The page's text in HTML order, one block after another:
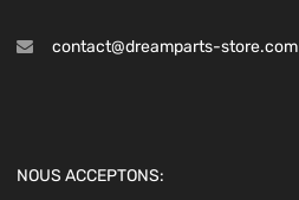
contact@dreamparts-store.com
NOUS ACCEPTONS: